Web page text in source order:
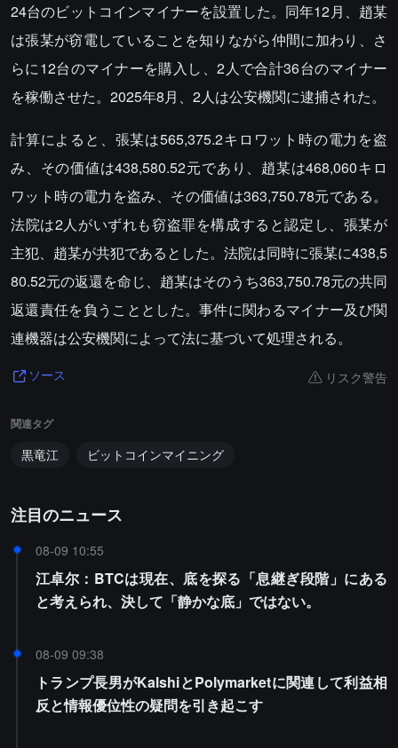
24台のビットコインマイナーを設置した。同年12月、趙某
は張某が窃電していることを知りながら仲間に加わり、さ
らに12台のマイナーを購入し、2人で合計36台のマイナー
を稼働させた。2025年8月、2人は公安機関に逮捕された。
計算によると、張某は565,375.2キロワット時の電力を盗
み、その価値は438,580.52元であり、趙某は468,060キロ
ワット時の電力を盗み、その価値は363,750.78元である。
法院は2人がいずれも窃盗罪を構成すると認定し、張某が
主犯、趙某が共犯であるとした。法院は同時に張某に438,5
80.52元の返還を命じ、趙某はそのうち363,750.78元の共同
返還責任を負うこととした。事件に関わるマイナー及び関
連機器は公安機関によって法に基づいて処理される。
ソース リスク警告
関連タグ
黒竜江 ビットコインマイニング
注目のニュース
08-09 10:55
江卓尔：BTCは現在、底を探る「息継ぎ段階」にある
と考えられ、決して「静かな底」ではない。
08-09 09:38
トランプ長男がKalshiとPolymarketに関連して利益相
反と情報優位性の疑問を引き起こす